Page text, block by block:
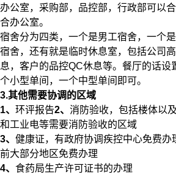
办公室，采购部，品控部，行政部可以
合办公室。
宿舍分为四类，一个是男工宿舍，一个
宿舍，还有就是临时休息室，包括公司
息，客户的品控QC休息等。餐厅的话设
个小型单间，一个中型单间即可。
3.其他需要协调的区域
1、 环评报告2、 消防验收，包括楼体以
和工业电等需要消防验收的区域
3、 健康证，有政府协调疾控中心免费办
前大部分地区免费办理
4、 食药局生产许可证书的办理